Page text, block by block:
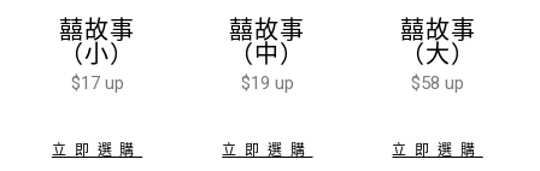
囍故事
（小）
$17 up
立即選購
囍故事
（中）
$19 up
立即選購
囍故事
（大）
$58 up
立即選購